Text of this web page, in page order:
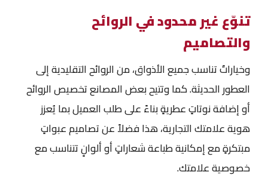
تنوّع غير محدود في الروائح
والتصاميم
وخياراتٌ تناسب جميع الأذواق، من الروائح التقليدية إلى
العطور الحديثة. كما وتتيح بعض المصانع تخصيص الروائح
أو إضافة نوتاتٍ عطريةٍ بناءً على طلب العميل بما يُعزز
هوية علامتك التجارية، هذا فضلاً عن تصاميم عبواتٍ
مبتكرةٍ مع إمكانية طباعة شعاراتٍ أو ألوانٍ تتناسب مع
خصوصية علامتك.